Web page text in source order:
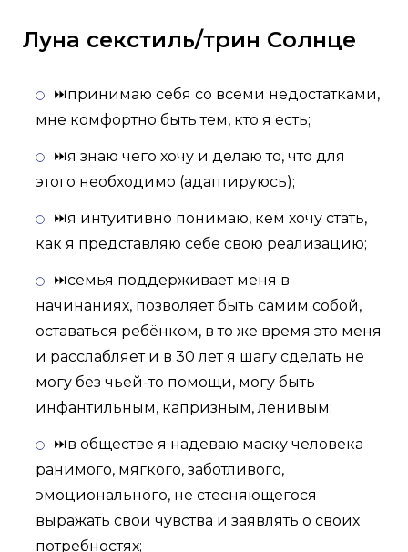
Луна секстиль/трин Солнце
⏭принимаю себя со всеми недостатками,
мне комфортно быть тем, кто я есть;
⏭я знаю чего хочу и делаю то, что для
этого необходимо (адаптируюсь);
⏭я интуитивно понимаю, кем хочу стать,
как я представляю себе свою реализацию;
⏭семья поддерживает меня в
начинаниях, позволяет быть самим собой,
оставаться ребёнком, в то же время это меня
и расслабляет и в 30 лет я шагу сделать не
могу без чьей-то помощи, могу быть
инфантильным, капризным, ленивым;
⏭в обществе я надеваю маску человека
ранимого, мягкого, заботливого,
эмоционального, не стесняющегося
выражать свои чувства и заявлять о своих
потребностях;